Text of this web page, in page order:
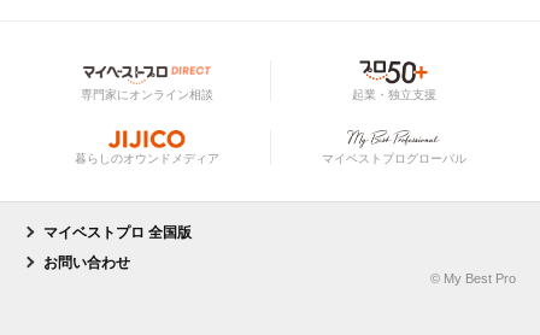
専門家にオンライン相談 起業・独立支援
暮らしのオウンドメディア マイベストプログローバル
マイベストプロ 全国版
お問い合わせ
© My Best Pro